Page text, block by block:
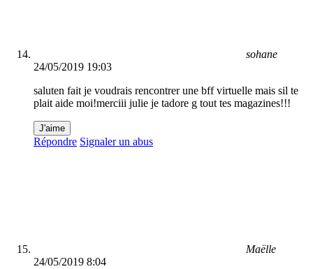
sohane
24/05/2019 19:03
saluten fait je voudrais rencontrer une bff virtuelle mais sil te
plait aide moi!merciii julie je tadore g tout tes magazines!!!
J'aime
Répondre Signaler un abus
Maëlle
24/05/2019 8:04